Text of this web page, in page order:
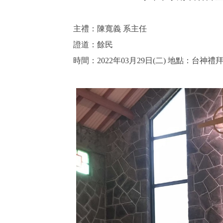
主禮：陳寬義 系主任
證道：餘民
時間：2022年03月29日(二) 地點：台神禮